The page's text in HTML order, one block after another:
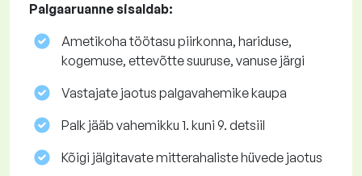
Palgaaruanne sisaldab:
Ametikoha töötasu piirkonna, hariduse,
kogemuse, ettevõtte suuruse, vanuse järgi
Vastajate jaotus palgavahemike kaupa
Palk jääb vahemikku 1. kuni 9. detsiil
Kõigi jälgitavate mitterahaliste hüvede jaotus